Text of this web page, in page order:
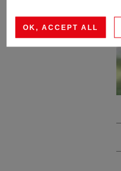
OK, ACCEPT ALL